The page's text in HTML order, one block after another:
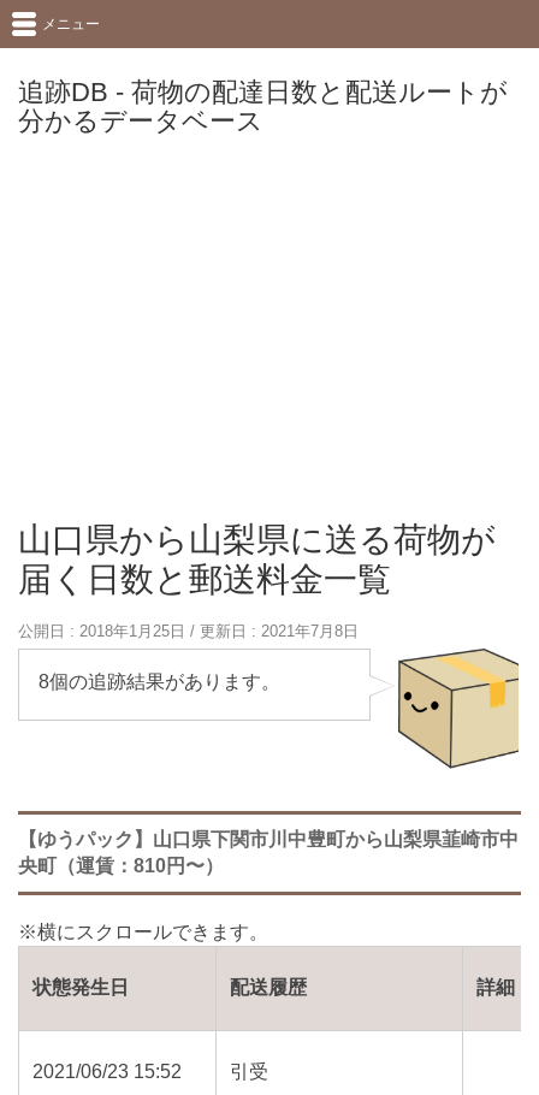
追跡DB - 荷物の配達日数と配送ルートが
分かるデータベース
メニュー
山口県から山梨県に送る荷物が
届く日数と郵送料金一覧
公開日 : 2018年1月25日 / 更新日 : 2021年7月8日
8個の追跡結果があります。
【ゆうパック】山口県下関市川中豊町から山梨県韮崎市中
央町（運賃：810円〜）
状態発生日 配送履歴 詳細
2021/06/23 15:52 引受